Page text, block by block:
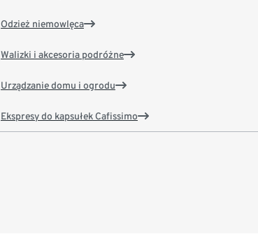
Odzież niemowlęca
Walizki i akcesoria podróżne
Urządzanie domu i ogrodu
Ekspresy do kapsułek Cafissimo